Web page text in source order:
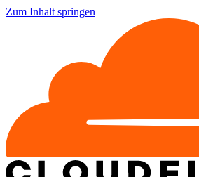
Zum Inhalt springen